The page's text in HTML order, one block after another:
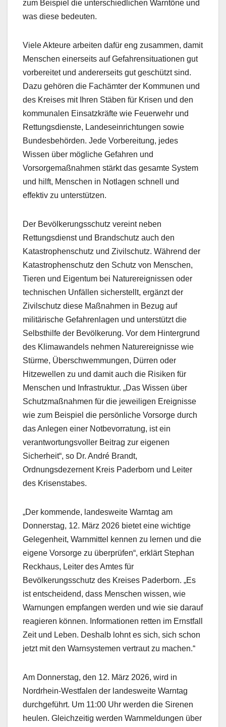
zum Beispiel die unterschiedlichen Warntöne und
was diese bedeuten.
Viele Akteure arbeiten dafür eng zusammen, damit
Menschen einerseits auf Gefahrensituationen gut
vorbereitet und andererseits gut geschützt sind.
Dazu gehören die Fachämter der Kommunen und
des Kreises mit Ihren Stäben für Krisen und den
kommunalen Einsatzkräfte wie Feuerwehr und
Rettungsdienste, Landeseinrichtungen sowie
Bundesbehörden. Jede Vorbereitung, jedes
Wissen über mögliche Gefahren und
Vorsorgemaßnahmen stärkt das gesamte System
und hilft, Menschen in Notlagen schnell und
effektiv zu unterstützen.
Der Bevölkerungsschutz vereint neben
Rettungsdienst und Brandschutz auch den
Katastrophenschutz und Zivilschutz. Während der
Katastrophenschutz den Schutz von Menschen,
Tieren und Eigentum bei Naturereignissen oder
technischen Unfällen sicherstellt, ergänzt der
Zivilschutz diese Maßnahmen in Bezug auf
militärische Gefahrenlagen und unterstützt die
Selbsthilfe der Bevölkerung. Vor dem Hintergrund
des Klimawandels nehmen Naturereignisse wie
Stürme, Überschwemmungen, Dürren oder
Hitzewellen zu und damit auch die Risiken für
Menschen und Infrastruktur. „Das Wissen über
Schutzmaßnahmen für die jeweiligen Ereignisse
wie zum Beispiel die persönliche Vorsorge durch
das Anlegen einer Notbevorratung, ist ein
verantwortungsvoller Beitrag zur eigenen
Sicherheit“, so Dr. André Brandt,
Ordnungsdezernent Kreis Paderborn und Leiter
des Krisenstabes.
„Der kommende, landesweite Warntag am
Donnerstag, 12. März 2026 bietet eine wichtige
Gelegenheit, Warnmittel kennen zu lernen und die
eigene Vorsorge zu überprüfen“, erklärt Stephan
Reckhaus, Leiter des Amtes für
Bevölkerungsschutz des Kreises Paderborn. „Es
ist entscheidend, dass Menschen wissen, wie
Warnungen empfangen werden und wie sie darauf
reagieren können. Informationen retten im Ernstfall
Zeit und Leben. Deshalb lohnt es sich, sich schon
jetzt mit den Warnsystemen vertraut zu machen.“
Am Donnerstag, den 12. März 2026, wird in
Nordrhein-Westfalen der landesweite Warntag
durchgeführt. Um 11:00 Uhr werden die Sirenen
heulen. Gleichzeitig werden Warnmeldungen über